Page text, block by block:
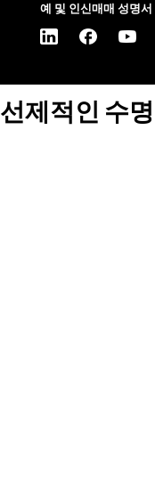
예 및 인신매매 성명서
선제적인 수